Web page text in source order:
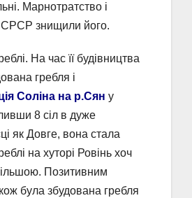
Марнотратство і
СРСР знищили його.
На час її будівництва
гребля і
Соліна на р.Сян у
8 сіл в дуже
як Довге, вона стала
на хуторі Ровінь хоч
Позитивним
була збудована гребля